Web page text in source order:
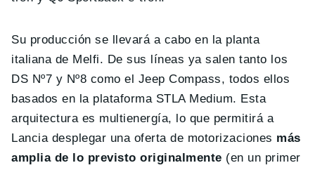
Su producción se llevará a cabo en la planta
italiana de Melfi. De sus líneas ya salen tanto los
DS Nº7 y Nº8 como el Jeep Compass, todos ellos
basados en la plataforma STLA Medium. Esta
arquitectura es multienergía, lo que permitirá a
Lancia desplegar una oferta de motorizaciones más
amplia de lo previsto originalmente (en un primer